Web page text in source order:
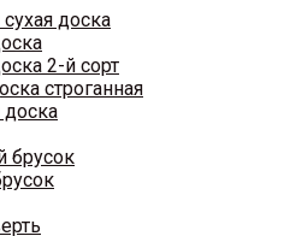
доска
2-й сорт
строганная
доска
брусок